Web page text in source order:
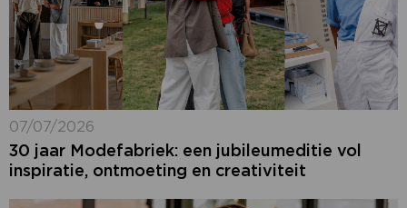
07/07/2026
30 jaar Modefabriek: een jubileumeditie vol
inspiratie, ontmoeting en creativiteit